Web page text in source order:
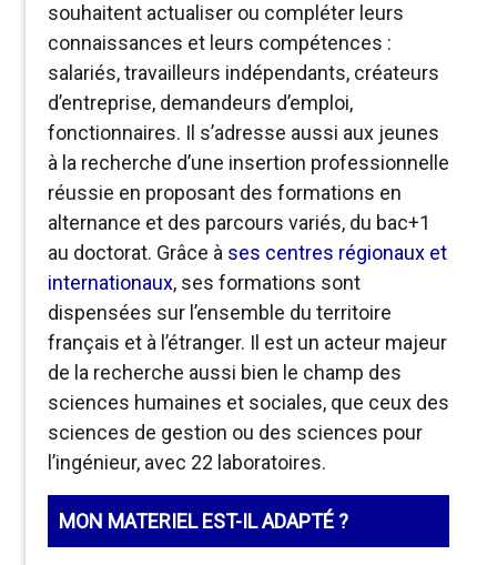
souhaitent actualiser ou compléter leurs
connaissances et leurs compétences :
salariés, travailleurs indépendants, créateurs
d’entreprise, demandeurs d’emploi,
fonctionnaires. Il s’adresse aussi aux jeunes
à la recherche d’une insertion professionnelle
réussie en proposant des formations en
alternance et des parcours variés, du bac+1
au doctorat. Grâce à ses centres régionaux et
internationaux, ses formations sont
dispensées sur l’ensemble du territoire
français et à l’étranger. Il est un acteur majeur
de la recherche aussi bien le champ des
sciences humaines et sociales, que ceux des
sciences de gestion ou des sciences pour
l’ingénieur, avec 22 laboratoires.
MON MATERIEL EST-IL ADAPTÉ ?